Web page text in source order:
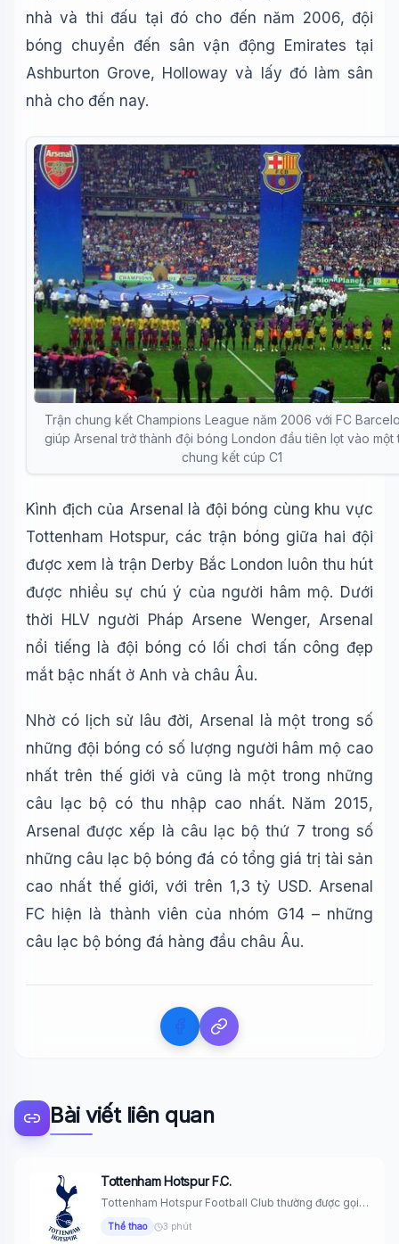
nhà và thi đấu tại đó cho đến năm 2006, đội
bóng chuyển đến sân vận động Emirates tại
Ashburton Grove, Holloway và lấy đó làm sân
nhà cho đến nay.
Trận chung kết Champions League năm 2006 với FC
giúp Arsenal trở thành đội bóng London đầu tiên lọt vào một
chung kết cúp C1
Kình địch của Arsenal là đội bóng cùng khu vực
Tottenham Hotspur, các trận bóng giữa hai đội
được xem là trận Derby Bắc London luôn thu hút
được nhiều sự chú ý của người hâm mộ. Dưới
thời HLV người Pháp Arsene Wenger, Arsenal
nổi tiếng là đội bóng có lối chơi tấn công đẹp
mắt bậc nhất ở Anh và châu Âu.
Nhờ có lịch sử lâu đời, Arsenal là một trong số
những đội bóng có số lượng người hâm mộ cao
nhất trên thế giới và cũng là một trong những
câu lạc bộ có thu nhập cao nhất. Năm 2015,
Arsenal được xếp là câu lạc bộ thứ 7 trong số
những câu lạc bộ bóng đá có tổng giá trị tài sản
cao nhất thế giới, với trên 1,3 tỷ USD. Arsenal
FC hiện là thành viên của nhóm G14 – những
câu lạc bộ bóng đá hàng đầu châu Âu.
Bài viết liên quan
Tottenham Hotspur F.C.
Tottenham Hotspur Football Club thường được gọi
Thể thao 3 phút
🤖Wiki Trợ Lý
🎓
Xin chào!
Tôi là trợ lý AI của TuDienWiki. Hãy hỏi tôi bất kỳ điều gì
trên Wiki!
📚 Lịch sử Việt Nam
🔬 Albert Einstein